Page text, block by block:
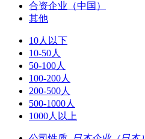
合资企业（中国）
其他
10人以下
10-50人
50-100人
100-200人
200-500人
500-1000人
1000人以上